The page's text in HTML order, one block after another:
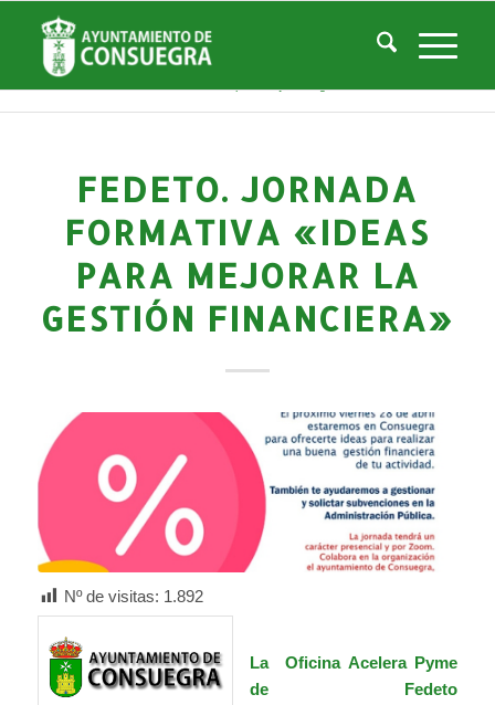
Noticias
Usted está aquí: Inicio / Noticias
Empleo y Desarrollo
/ Noticias Empresas y Desarrollo Local
FEDETO. JORNADA
FORMATIVA «IDEAS
PARA MEJORAR LA
GESTIÓN FINANCIERA»
Nº de visitas: 1.892
La Oficina Acelera Pyme
de Fedeto